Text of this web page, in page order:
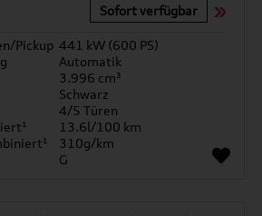
Sofort verfügbar
Pickup 441 kW (600 PS)
Automatik
3.996 cm³
Schwarz
4/5 Türen
13.6l/100 km
310g/km
G